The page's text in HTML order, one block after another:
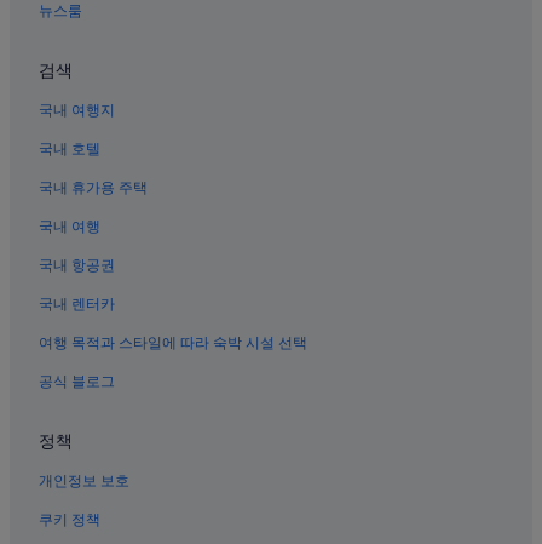
기노완시 호텔
오키나와의 5성급 호텔
기노완 해안공원 근처 호텔
아무로의 3성급 호텔
요기의 4성급 호텔
기노완 열대 해변 근처 호텔
노다케의 5성급 호텔
나하의 5성급 호텔
오키나와시의 5성급 호텔
아하차 호텔
후텐마 해병대 비행장 근처 호텔
나하의 3성급 호텔
기노완시의 가족 여행 호텔
뉴스룸
검색
국내 여행지
국내 호텔
국내 휴가용 주택
국내 여행
국내 항공권
국내 렌터카
여행 목적과 스타일에 따라 숙박 시설 선택
공식 블로그
정책
개인정보 보호
쿠키 정책